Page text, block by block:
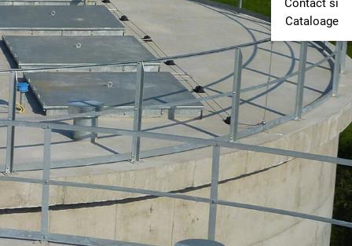
Contact si
Cataloage